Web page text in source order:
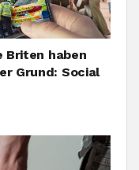
Briten haben
Grund: Social